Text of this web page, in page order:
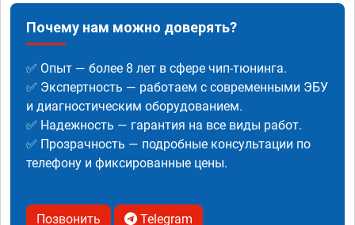
Почему нам можно доверять?
✅ Опыт — более 8 лет в сфере чип-тюнинга.
✅ Экспертность — работаем с современными ЭБУ
и диагностическим оборудованием.
✅ Надежность — гарантия на все виды работ.
✅ Прозрачность — подробные консультации по
телефону и фиксированные цены.
Позвонить Telegram